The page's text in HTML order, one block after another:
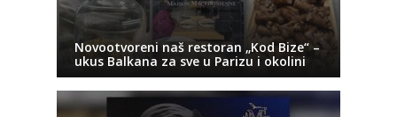
Novootvoreni naš restoran „Kod Bize“ –
ukus Balkana za sve u Parizu i okolini